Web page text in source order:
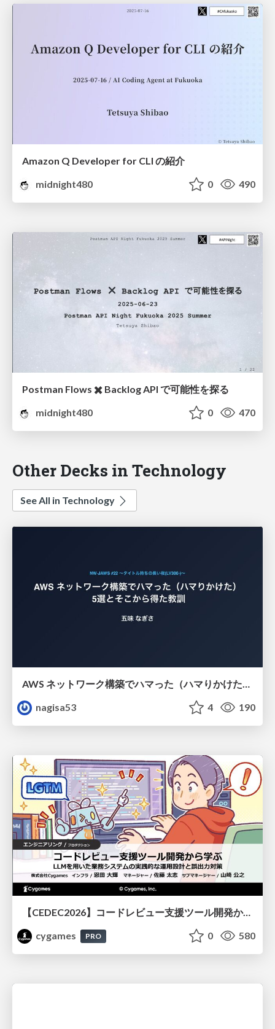
Amazon Q Developer for CLI の紹介
midnight480
0 490
Postman Flows ✖️ Backlog API で可能性を探る
midnight480
0 470
Other Decks in Technology
See All in Technology
nagisa53
4 190
【CEDEC2026】コードレビュー支援ツール開発から学ぶ：LLMを用いた業務システムの実践的な運用設計と誤出力対策
cygames
PRO 0 580